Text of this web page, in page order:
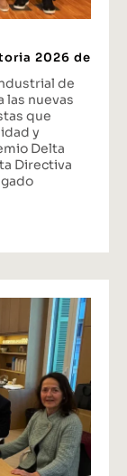
2026 de
de
las nuevas
que
y
Delta
Directiva